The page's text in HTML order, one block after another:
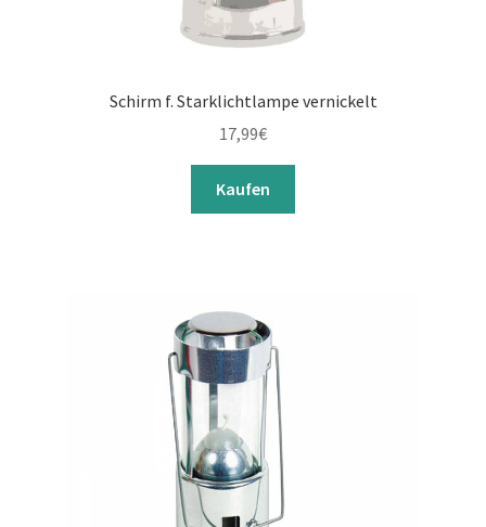
Schirm f. Starklichtlampe vernickelt
17,99€
Kaufen